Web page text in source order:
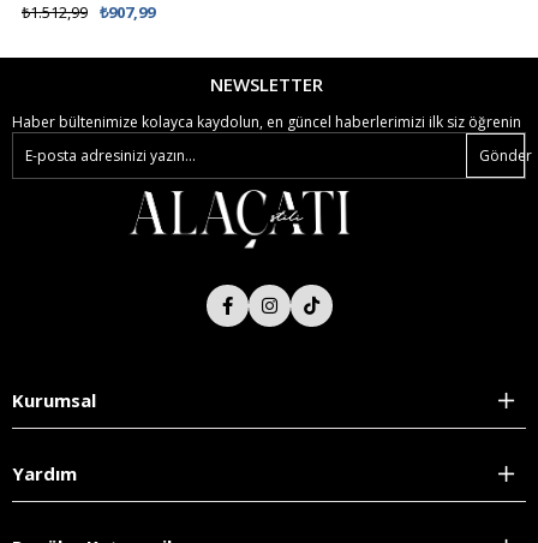
₺907,99
₺1.512,99
NEWSLETTER
Haber bültenimize kolayca kaydolun, en güncel haberlerimizi ilk siz öğrenin
Gönder
Kurumsal
Yardım